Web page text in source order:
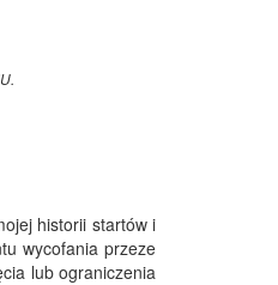
historii startów i
wycofania przeze
lub ograniczenia